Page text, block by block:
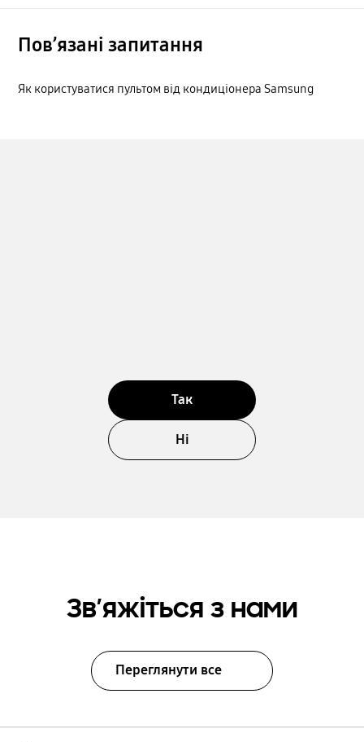
Пов’язані запитання
Як користуватися пультом від кондиціонера Samsung
Так
Ні
Зв’яжіться з нами
Переглянути все